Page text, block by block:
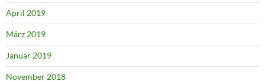
April 2019
März 2019
Januar 2019
November 2018